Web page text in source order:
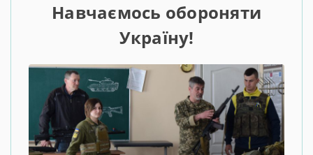
Навчаємось обороняти
Україну!